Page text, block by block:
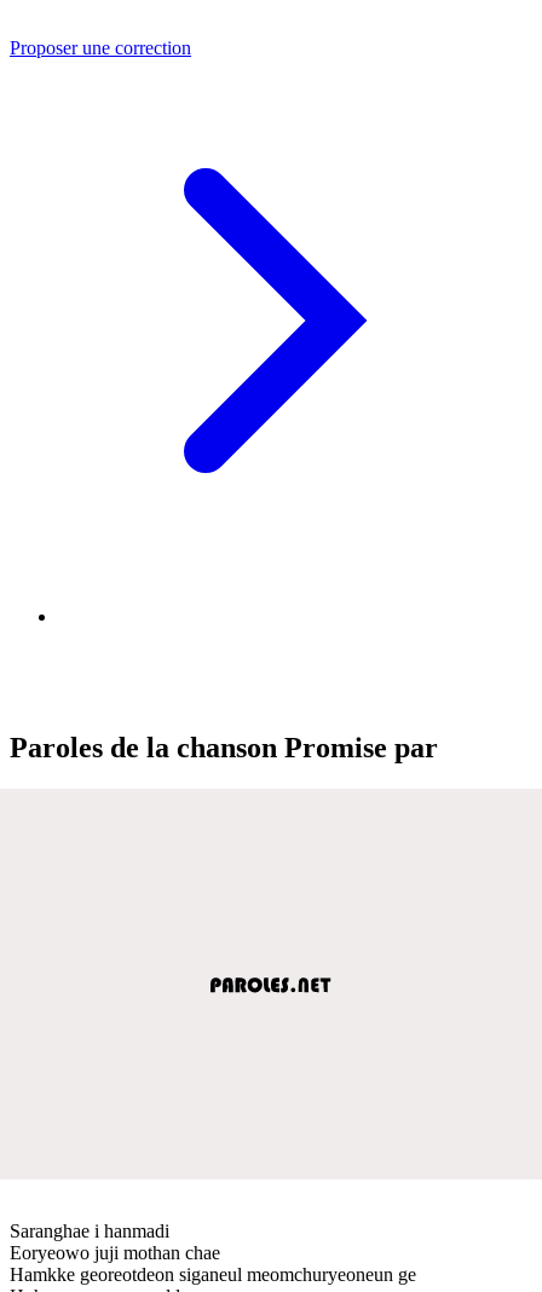
Proposer une correction
Paroles de la chanson Promise par
Saranghae i hanmadi
Eoryeowo juji mothan chae
Hamkke georeotdeon siganeul meomchuryeoneun ge